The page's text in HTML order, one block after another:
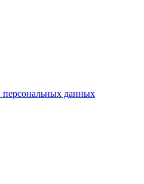
персональных данных